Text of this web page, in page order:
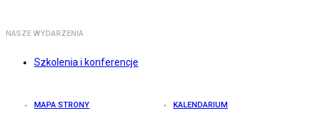
NASZE WYDARZENIA
Szkolenia i konferencje
MAPA STRONY KALENDARIUM